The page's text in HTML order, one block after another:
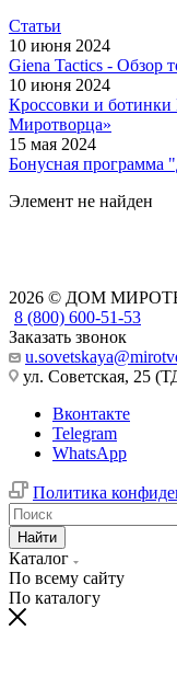
Статьи
10 июня 2024
Giena Tactics - Обзор
10 июня 2024
Кроссовки и ботинки
Миротворца»
15 мая 2024
Бонусная
Элемент не найден
2026 © ДОМ
8 (800) 600-51-53
Заказать звонок
ул. Советская, 25
Вконтакте
Telegram
WhatsApp
Политика
Найти
Каталог
По всему сайту
По каталогу